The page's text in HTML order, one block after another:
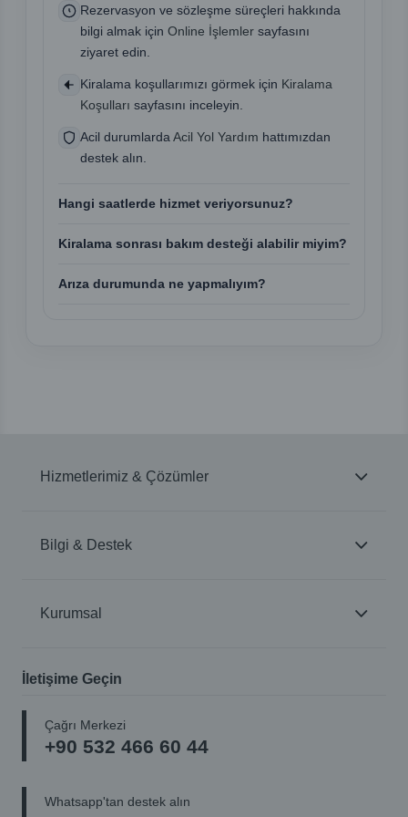
Rezervasyon ve sözleşme süreçleri hakkında
bilgi almak için Online İşlemlersayfasını
ziyaret edin.
Kiralama koşullarımızı görmek için Kiralama
Koşulları sayfasını inceleyin.
Acil durumlardaAcil Yol Yardım hattımızdan
destek alın.
Hangi saatlerde hizmet veriyorsunuz?
Kiralama sonrası bakım desteği alabilir miyim?
Arıza durumunda ne yapmalıyım?
Hizmetlerimiz & Çözümler
Bilgi & Destek
Kurumsal
İletişime Geçin
Çağrı Merkezi
+90 532 466 60 44
Whatsapp'tan destek alın